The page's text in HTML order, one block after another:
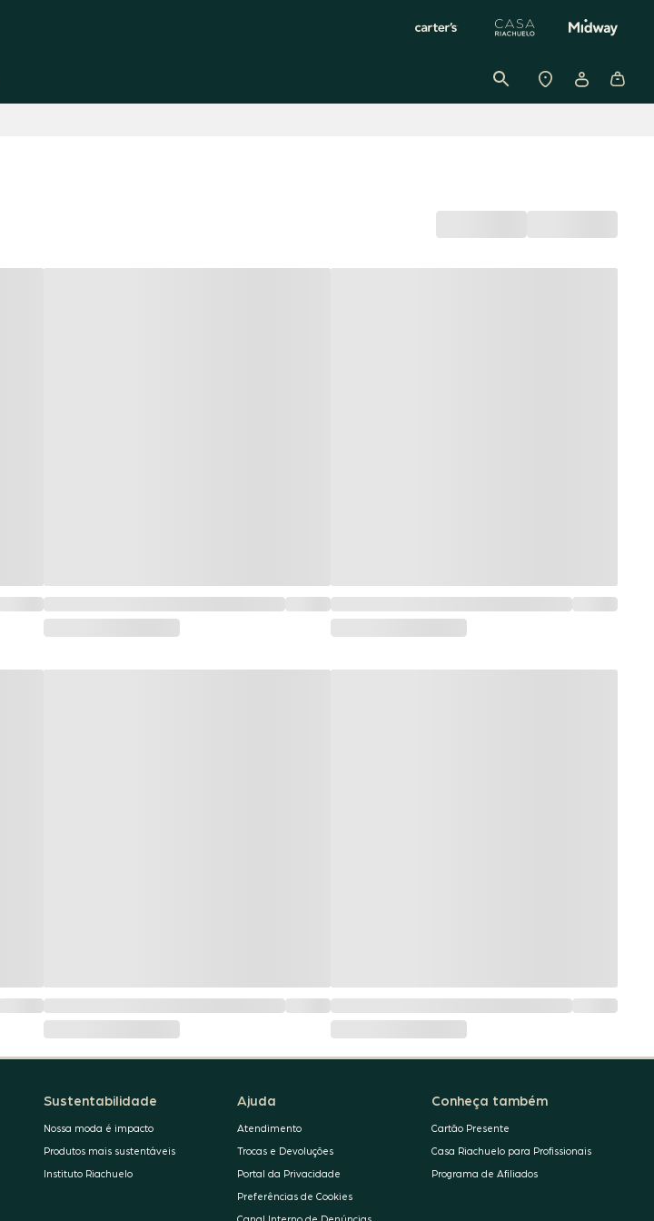
Sustentabilidade
Nossa moda é impacto
Produtos mais sustentáveis
Instituto Riachuelo
Ajuda
Atendimento
Trocas e Devoluções
Portal da Privacidade
Preferências de Cookies
Conheça também
Cartão Presente
Casa Riachuelo para Profissionais
Programa de Afiliados